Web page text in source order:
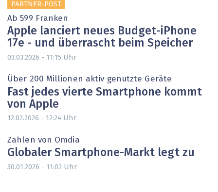
PARTNER-POST
Ab 599 Franken
Apple lanciert neues Budget-iPhone
17e - und überrascht beim Speicher
03.03.2026 - 11:15 Uhr
Über 200 Millionen aktiv genutzte Geräte
Fast jedes vierte Smartphone kommt
von Apple
12.02.2026 - 12:24 Uhr
Zahlen von Omdia
Globaler Smartphone-Markt legt zu
30.01.2026 - 11:02 Uhr